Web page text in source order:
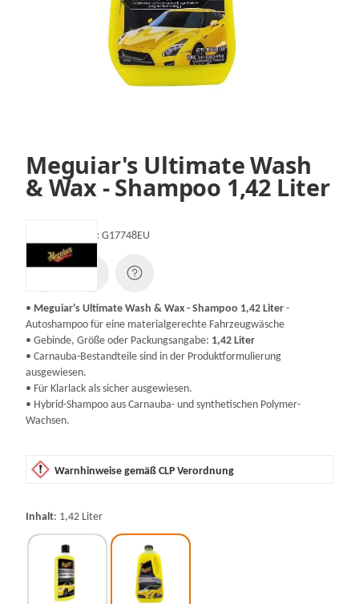
Meguiar's Ultimate Wash
& Wax - Shampoo 1,42 Liter
Artikelnummer: G17748EU
• Meguiar's Ultimate Wash & Wax - Shampoo 1,42 Liter -
Autoshampoo für eine materialgerechte Fahrzeugwäsche
• Gebinde, Größe oder Packungsangabe: 1,42 Liter
• Carnauba-Bestandteile sind in der Produktformulierung
ausgewiesen.
• Für Klarlack als sicher ausgewiesen.
• Hybrid-Shampoo aus Carnauba- und synthetischen Polymer-
Wachsen.
Warnhinweise gemäß CLP Verordnung
Inhalt 1,42 Liter